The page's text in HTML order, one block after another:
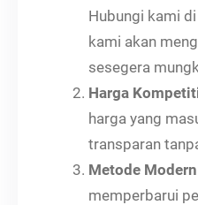
Hubungi kami di
kami akan
sesegera
Harga
harga yang
transparan
Metode
memperbarui